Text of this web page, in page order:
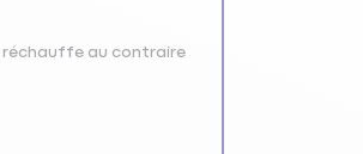
réchauffe au contraire